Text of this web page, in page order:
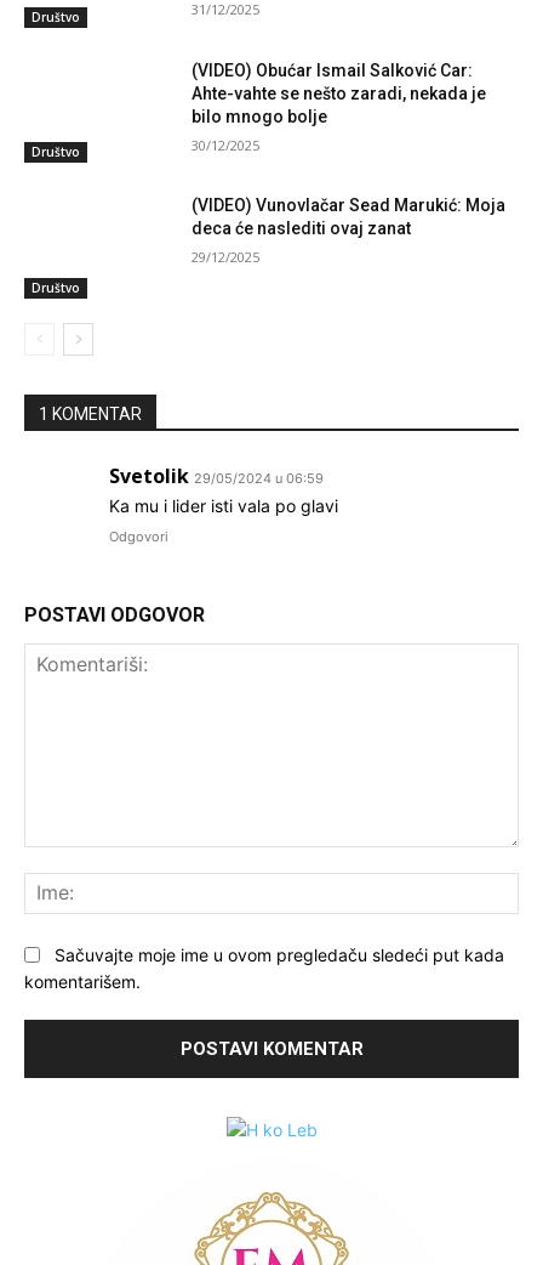
Društvo 31/12/2025
Društvo
(VIDEO) Obućar Ismail Salković Car:
Ahte-vahte se nešto zaradi, nekada je
bilo mnogo bolje
30/12/2025
Društvo
(VIDEO) Vunovlačar Sead Marukić: Moja
deca će naslediti ovaj zanat
29/12/2025
1 KOMENTAR
Svetolik 29/05/2024 u 06:59
Ka mu i lider isti vala po glavi
Odgovori
POSTAVI ODGOVOR
Sačuvajte moje ime u ovom pregledaču sledeći put kada
komentarišem.